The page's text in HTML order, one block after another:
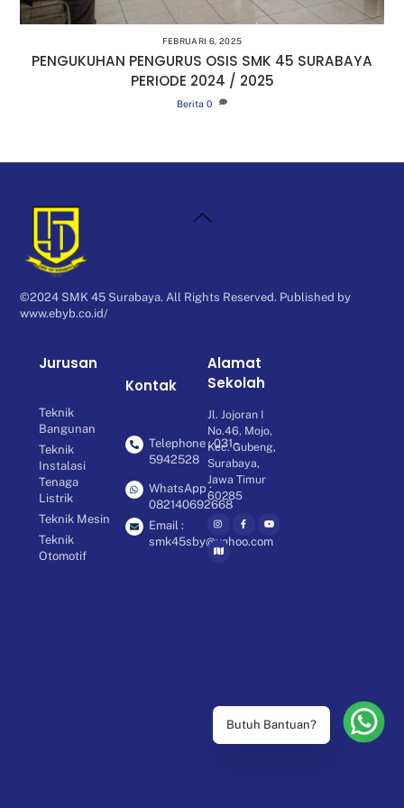
Butuh Bantuan?
FEBRUARI 6, 2025
PENGUKUHAN PENGURUS OSIS SMK 45 SURABAYA
PERIODE 2024 / 2025
Berita 0
Back
To
©2024 SMK 45 Surabaya. All Rights Reserved. Published by
www.ebyb.co.id/
Jurusan
Teknik
Bangunan
Teknik
Instalasi
Tenaga
Listrik
Teknik Mesin
Teknik
Otomotif
Kontak
Telephone : 031 -
5942528
WhatsApp :
082140692668
Email :
smk45sby@yahoo.com
Alamat
Sekolah
Jl. Jojoran I
No.46, Mojo,
Kec. Gubeng,
Surabaya,
Jawa Timur
60285